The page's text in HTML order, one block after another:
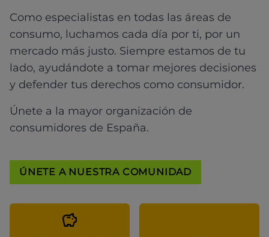
Como especialistas en todas las áreas de
consumo, luchamos cada día por ti, por un
mercado más justo. Siempre estamos de tu
lado, ayudándote a tomar mejores decisiones
y defender tus derechos como consumidor.
Únete a la mayor organización de
consumidores de España.
ÚNETE A NUESTRA COMUNIDAD